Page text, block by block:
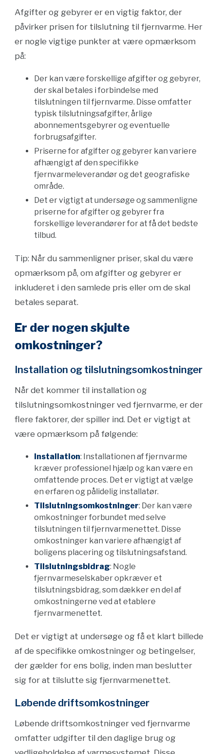
Afgifter og gebyrer er en vigtig faktor, der
påvirker prisen for tilslutning til fjernvarme. Her
er nogle vigtige punkter at være opmærksom
på:
Der kan være forskellige afgifter og gebyrer,
der skal betales i forbindelse med
tilslutningen til fjernvarme. Disse omfatter
typisk tilslutningsafgifter, årlige
abonnementsgebyrer og eventuelle
forbrugsafgifter.
Priserne for afgifter og gebyrer kan variere
afhængigt af den specifikke
fjernvarmeleverandør og det geografiske
område.
Det er vigtigt at undersøge og sammenligne
priserne for afgifter og gebyrer fra
forskellige leverandører for at få det bedste
tilbud.
Tip: Når du sammenligner priser, skal du være
opmærksom på, om afgifter og gebyrer er
inkluderet i den samlede pris eller om de skal
betales separat.
Er der nogen skjulte
omkostninger?
Installation og tilslutningsomkostninger
Når det kommer til installation og
tilslutningsomkostninger ved fjernvarme, er der
flere faktorer, der spiller ind. Det er vigtigt at
være opmærksom på følgende:
Installation: Installationen af fjernvarme
kræver professionel hjælp og kan være en
omfattende proces. Det er vigtigt at vælge
en erfaren og pålidelig installatør.
Tilslutningsomkostninger: Der kan være
omkostninger forbundet med selve
tilslutningen til fjernvarmenettet. Disse
omkostninger kan variere afhængigt af
boligens placering og tilslutningsafstand.
Tilslutningsbidrag: Nogle
fjernvarmeselskaber opkræver et
tilslutningsbidrag, som dækker en del af
omkostningerne ved at etablere
fjernvarmenettet.
Det er vigtigt at undersøge og få et klart billede
af de specifikke omkostninger og betingelser,
der gælder for ens bolig, inden man beslutter
sig for at tilslutte sig fjernvarmenettet.
Løbende driftsomkostninger
Løbende driftsomkostninger ved fjernvarme
omfatter udgifter til den daglige brug og